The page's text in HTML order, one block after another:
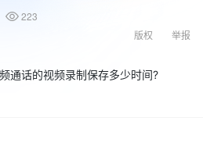
223
举报
版权
通话的视频录制保存多少时间?